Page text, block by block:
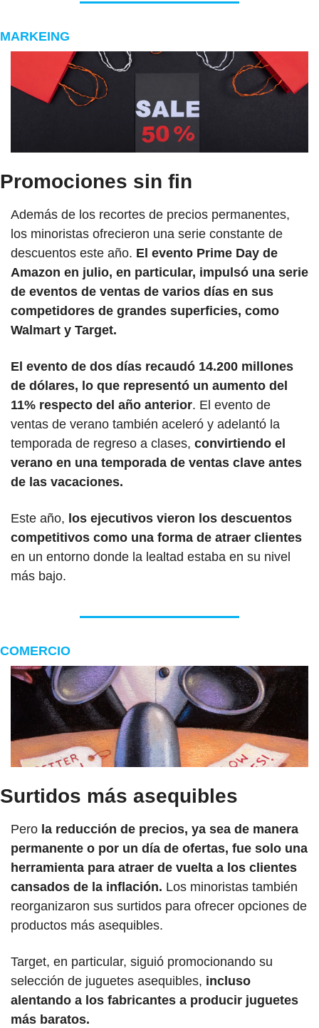
MARKEING
Promociones sin fin
Además de los recortes de precios permanentes,
los minoristas ofrecieron una serie constante de
descuentos este año. El evento Prime Day de
Amazon en julio, en particular, impulsó una serie
de eventos de ventas de varios días en sus
competidores de grandes superficies, como
Walmart y Target.
El evento de dos días recaudó 14.200 millones
de dólares, lo que representó un aumento del
11% respecto del año anterior. El evento de
ventas de verano también aceleró y adelantó la
temporada de regreso a clases, convirtiendo el
verano en una temporada de ventas clave antes
de las vacaciones.
Este año, los ejecutivos vieron los descuentos
competitivos como una forma de atraer clientes
en un entorno donde la lealtad estaba en su nivel
más bajo.
COMERCIO
Surtidos más asequibles
Pero la reducción de precios, ya sea de manera
permanente o por un día de ofertas, fue solo una
herramienta para atraer de vuelta a los clientes
cansados ​​de la inflación. Los minoristas también
reorganizaron sus surtidos para ofrecer opciones de
productos más asequibles.
Target, en particular, siguió promocionando su
selección de juguetes asequibles, incluso
alentando a los fabricantes a producir juguetes
más baratos.